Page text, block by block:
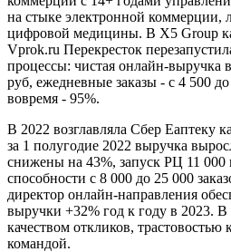
на стыке электронной коммерции,
цифровой медицины. В X5 Group
Vprok.ru Перекресток
процессы: чистая онлайн-выручка
руб, ежедневные заказы - с 4 500
вовремя - 95%.
В 2022 возглавляла Сбер Еаптеку
за 1 полугодие 2022 выручка
снижены на 43%, запуск РЦ 11 000
способности с 8 000 до 25 000
директор онлайн-направления
выручки +32% год к году в 2023. В
качеством откликов, трастовостью
командой.